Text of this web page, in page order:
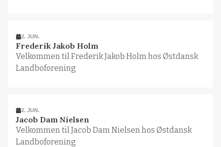
2. JUN.
Frederik Jakob Holm
Velkommen til Frederik Jakob Holm hos Østdansk
Landboforening
2. JUN.
Jacob Dam Nielsen
Velkommen til Jacob Dam Nielsen hos Østdansk
Landboforening